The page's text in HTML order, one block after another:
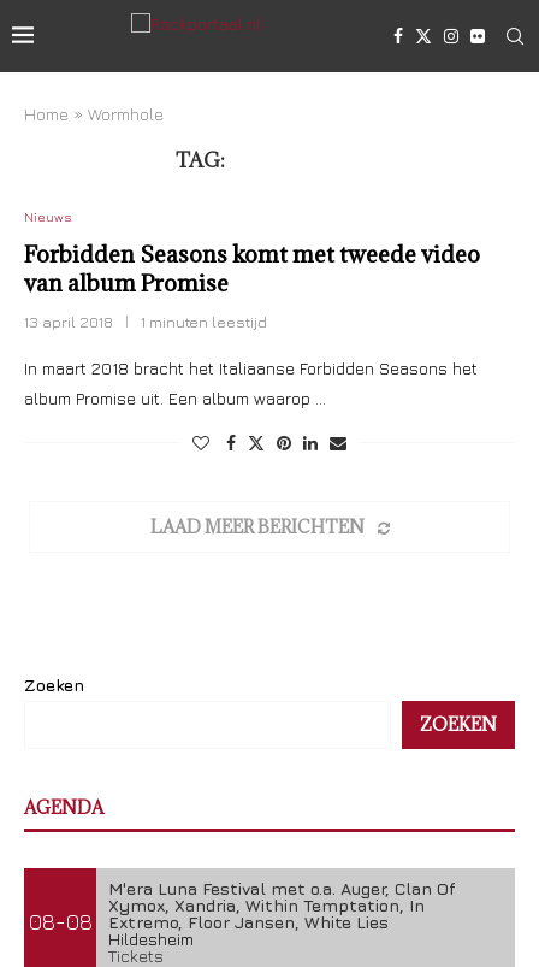
Home » Wormhole
TAG:
Nieuws
Forbidden Seasons komt met tweede video
van album Promise
13 april 2018 1 minuten leestijd
In maart 2018 bracht het Italiaanse Forbidden Seasons het
album Promise uit. Een album waarop …
LAAD MEER BERICHTEN
Zoeken
ZOEKEN
AGENDA
08-08
M'era Luna Festival met o.a. Auger, Clan Of
Xymox, Xandria, Within Temptation, In
Extremo, Floor Jansen, White Lies
Hildesheim
Tickets